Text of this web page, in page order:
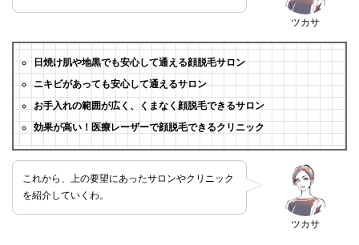
ツカサ
日焼け肌や地黒でも安心して通える顔脱毛サロン
ニキビがあっても安心して通えるサロン
お手入れの範囲が広く、くまなく顔脱毛できるサロン
効果が高い！医療レーザーで顔脱毛できるクリニック
ツカサ
これから、上の要望にあったサロンやクリニック
を紹介していくわ。